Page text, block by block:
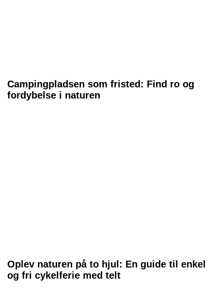
Campingpladsen som fristed: Find ro og
fordybelse i naturen
Oplev naturen på to hjul: En guide til enkel
og fri cykelferie med telt